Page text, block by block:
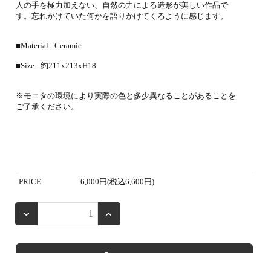
人の手を極力加えない、自然の力による造形が美しい作品で
す。忘れかけていた何かを語りかけてくるように感じます。
■Material : Ceramic
■Size : 約211x213xH18
※モニタの環境により実際の色と多少異なることがあることを
ご了承ください。
PRICE 6,000円(税込6,600円)